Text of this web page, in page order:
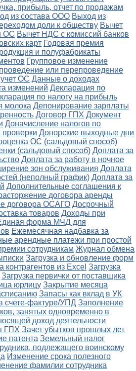
прибыль, отчет по продажам
из состава ООО Выход из
доли к обществу Вычет
ОС Вычет НДС с комиссий банков
карт Годовая премия
и полуфабрикаты
Групповое изменение
или перепроведение
ОС Данные о доходах
изменений Декларация по
по налогу на прибыль
молока Депонирование зарплаты
Договор ГПХ Документ
Доначисление налогов по
проверки Донорские выходные дни
ОС (сальдовый способ)
(сальдовый способ) Доплата за
Доплата за работу в ночное
зон обслуживания Доплата
(неполный график) Доплата за
Дополнительные соглашения к
договора аренды
договора ОСАГО Досрочный
товаров Доходы при
форма МЧД для
Ежемесячная надбавка за
арендные платежи при простой
сотрудникам Журнал обмена
Загрузка и обновление форм
контрагентов из Excel Загрузка
Загрузка первички от поставщика
юрлицу Закрытие месяца
Запасы как вклад в УК
счете-фактуре/УПД Заполнение
занятых одновременно в
доход деятельности
ГПХ Зачет убытков прошлых лет
патента Земельный налог
подлежащего воинскому
Изменение срока полезного
фамилии сотрудника